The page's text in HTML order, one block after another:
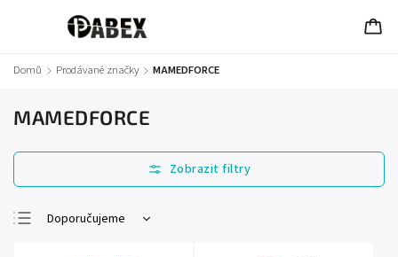
Domů / Prodávané značky / MAMEDFORCE
MAMEDFORCE
Doporučujeme